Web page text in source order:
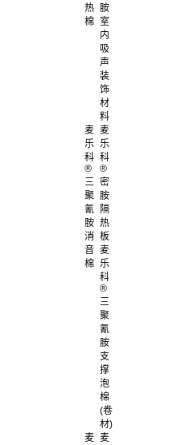
热
棉
胺
室
内
吸
声
装
饰
材
料
麦
乐
科
®
三
聚
氰
胺
消
音
棉
麦
乐
科
®
密
胺
隔
热
板
麦
乐
科
®
三
聚
氰
胺
支
撑
泡
棉
(卷
材)
麦 麦